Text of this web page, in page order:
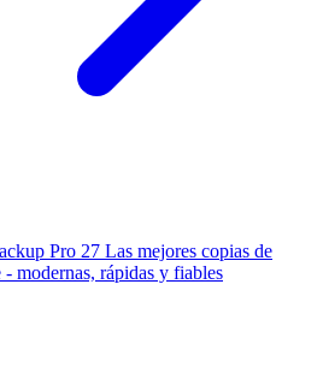
Pro 27 Las mejores copias de
- modernas, rápidas y fiables